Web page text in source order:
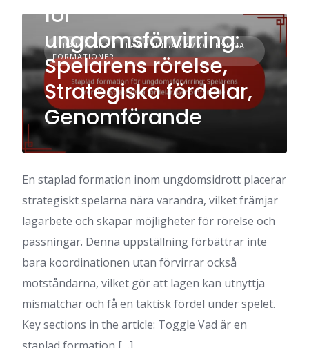
STRATEGISKA TILLÄMPNINGAR AV OFFENSIVA
FORMATIONER
för
ungdomsförvirring:
Spelarens rörelse,
Strategiska fördelar,
Genomförande
En staplad formation inom ungdomsidrott placerar
strategiskt spelarna nära varandra, vilket främjar
lagarbete och skapar möjligheter för rörelse och
passningar. Denna uppställning förbättrar inte
bara koordinationen utan förvirrar också
motståndarna, vilket gör att lagen kan utnyttja
mismatchar och få en taktisk fördel under spelet.
Key sections in the article: Toggle Vad är en